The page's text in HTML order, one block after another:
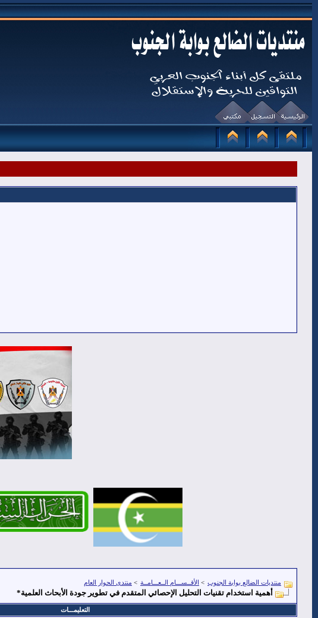
منتديات الضالع بوابة الجنوب > الأقــســـام الــعـــامــة > منتدى الحوار العام
أهمية استخدام تقنيات التحليل الإحصائي المتقدم في تطوير جودة الأبحاث العلمية*
التعليمـــات